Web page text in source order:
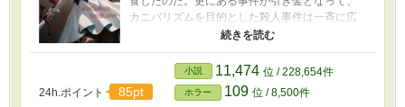
カニバリズムを目的とした殺人事件は一斉に広
がりを見せる。SNS上で誰かが呟いた
cannibalism syndrome。発生源も感染経路も不
明の原因不明の感染症は、人類を滅亡へと向か
わせる災厄なのかもしれない。 この物語はフィ
クションです。実在の人物・事件・団体とは 一
24h.ポイント 85pt
小説 11,474 位 / 228,654件
ホラー 109 位 / 8,500件